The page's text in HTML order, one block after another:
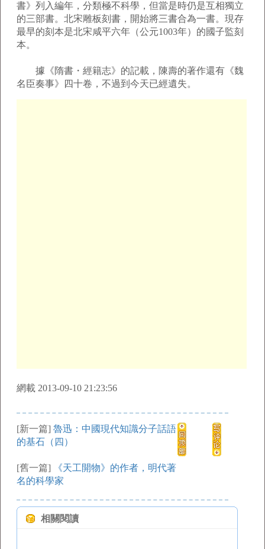
書》列入編年，分類極不科學，但當是時仍是互相獨立
的三部書。北宋雕板刻書，開始將三書合為一書。現存
最早的刻本是北宋咸平六年（公元1003年）的國子監刻
本。
據《隋書・經籍志》的記載，陳壽的著作還有《魏
名臣奏事》四十卷，不過到今天已經遺失。
網載 2013-09-10 21:23:56
[新一篇] 魯迅：中國現代知識分子話語
的基石（四）
[舊一篇]
《天工開物》的作者，明代著
名的科學家
相關閱讀